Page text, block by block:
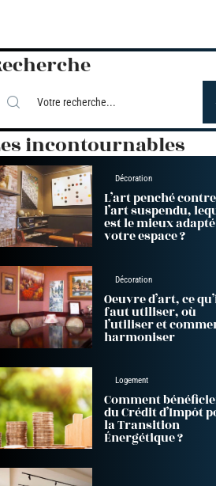
incontournables
Décoration
L’art penché contre
l’art suspendu,
est le mieux
votre espace ?
Décoration
Oeuvre d’art, ce
faut utiliser, où
l’utiliser et
harmoniser
Logement
Comment
du Crédit d’Impôt
la Transition
Énergétique ?